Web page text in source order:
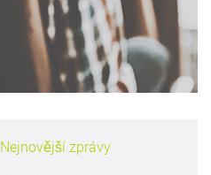
Nejnovější zprávy